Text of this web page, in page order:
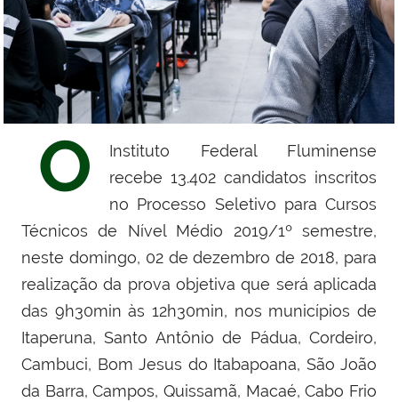
O
Instituto Federal Fluminense
recebe 13.402 candidatos inscritos
no Processo Seletivo para Cursos
Técnicos de Nível Médio 2019/1º semestre,
neste domingo, 02 de dezembro de 2018, para
realização da prova objetiva que será aplicada
das 9h30min às 12h30min, nos municípios de
Itaperuna, Santo Antônio de Pádua, Cordeiro,
Cambuci, Bom Jesus do Itabapoana, São João
da Barra, Campos, Quissamã, Macaé, Cabo Frio